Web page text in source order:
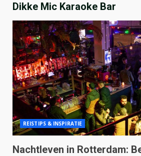
Dikke Mic Karaoke Bar
REISTIPS & INSPIRATIE
Nachtleven in Rotterdam: